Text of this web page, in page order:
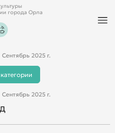
города Орла
Сентябрь 2025 г.
Сентябрь 2025 г.